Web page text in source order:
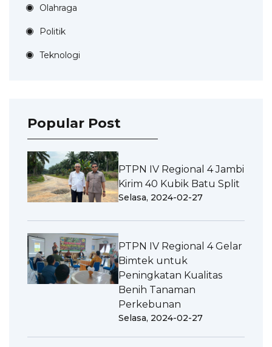
Olahraga
Politik
Teknologi
Popular Post
PTPN IV Regional 4 Jambi
Kirim 40 Kubik Batu Split
Selasa, 2024-02-27
PTPN IV Regional 4 Gelar
Bimtek untuk
Peningkatan Kualitas
Benih Tanaman
Perkebunan
Selasa, 2024-02-27